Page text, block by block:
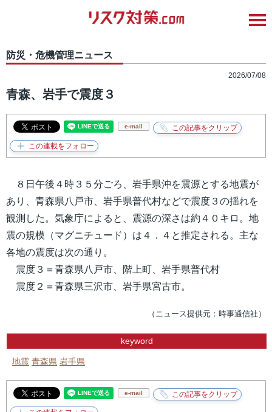
防災・危機管理ニュース
2026/07/08
青森、岩手で震度３
e-mail
８日午後４時３５分ごろ、岩手県沖を震源とする地震が
あり、青森県八戸市、岩手県普代村などで震度３の揺れを
観測した。気象庁によると、震源の深さは約４０キロ。地
震の規模（マグニチュード）は４．４と推定される。主な
各地の震度は次の通り。
震度３＝青森県八戸市、階上町、岩手県普代村
震度２＝青森県三沢市、岩手県宮古市。
（ニュース提供元：時事通信社）
keyword
地震 青森県 岩手県
e-mail